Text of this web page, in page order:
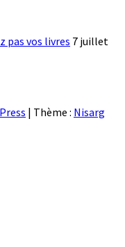
pas vos livres 7 juillet
| Thème : Nisarg